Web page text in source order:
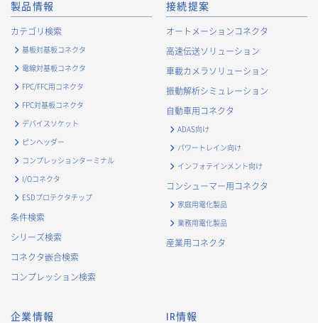
製品情報
カテゴリ検索
基板対基板コネクタ
電線対基板コネクタ
FPC/FFC用コネクタ
FPC対基板コネクタ
デバイスソケット
ピンヘッダー
コンプレッションターミナル
I/Oコネクタ
ESDプロテクタチップ
条件検索
シリーズ検索
コネクタ嵌合検索
コンプレッション検索
接続提案
オートメーションコネクタ
高速伝送ソリューション
車載カメラソリューション
振動解析シミュレーション
自動車用コネクタ
ADAS向け
パワートレイン向け
インフォテインメント向け
コンシューマー用コネクタ
家庭用電化製品
業務用電化製品
産業用コネクタ
企業情報 IR情報